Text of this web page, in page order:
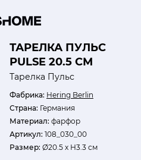
ТАРЕЛКА ПУЛЬС
PULSE 20.5 СМ
Тарелка Пульс
Фабрика: Hering Berlin
Страна: Германия
Материал: фарфор
Артикул: 108_030_00
Размер: Ø20.5 х Н3.3 см